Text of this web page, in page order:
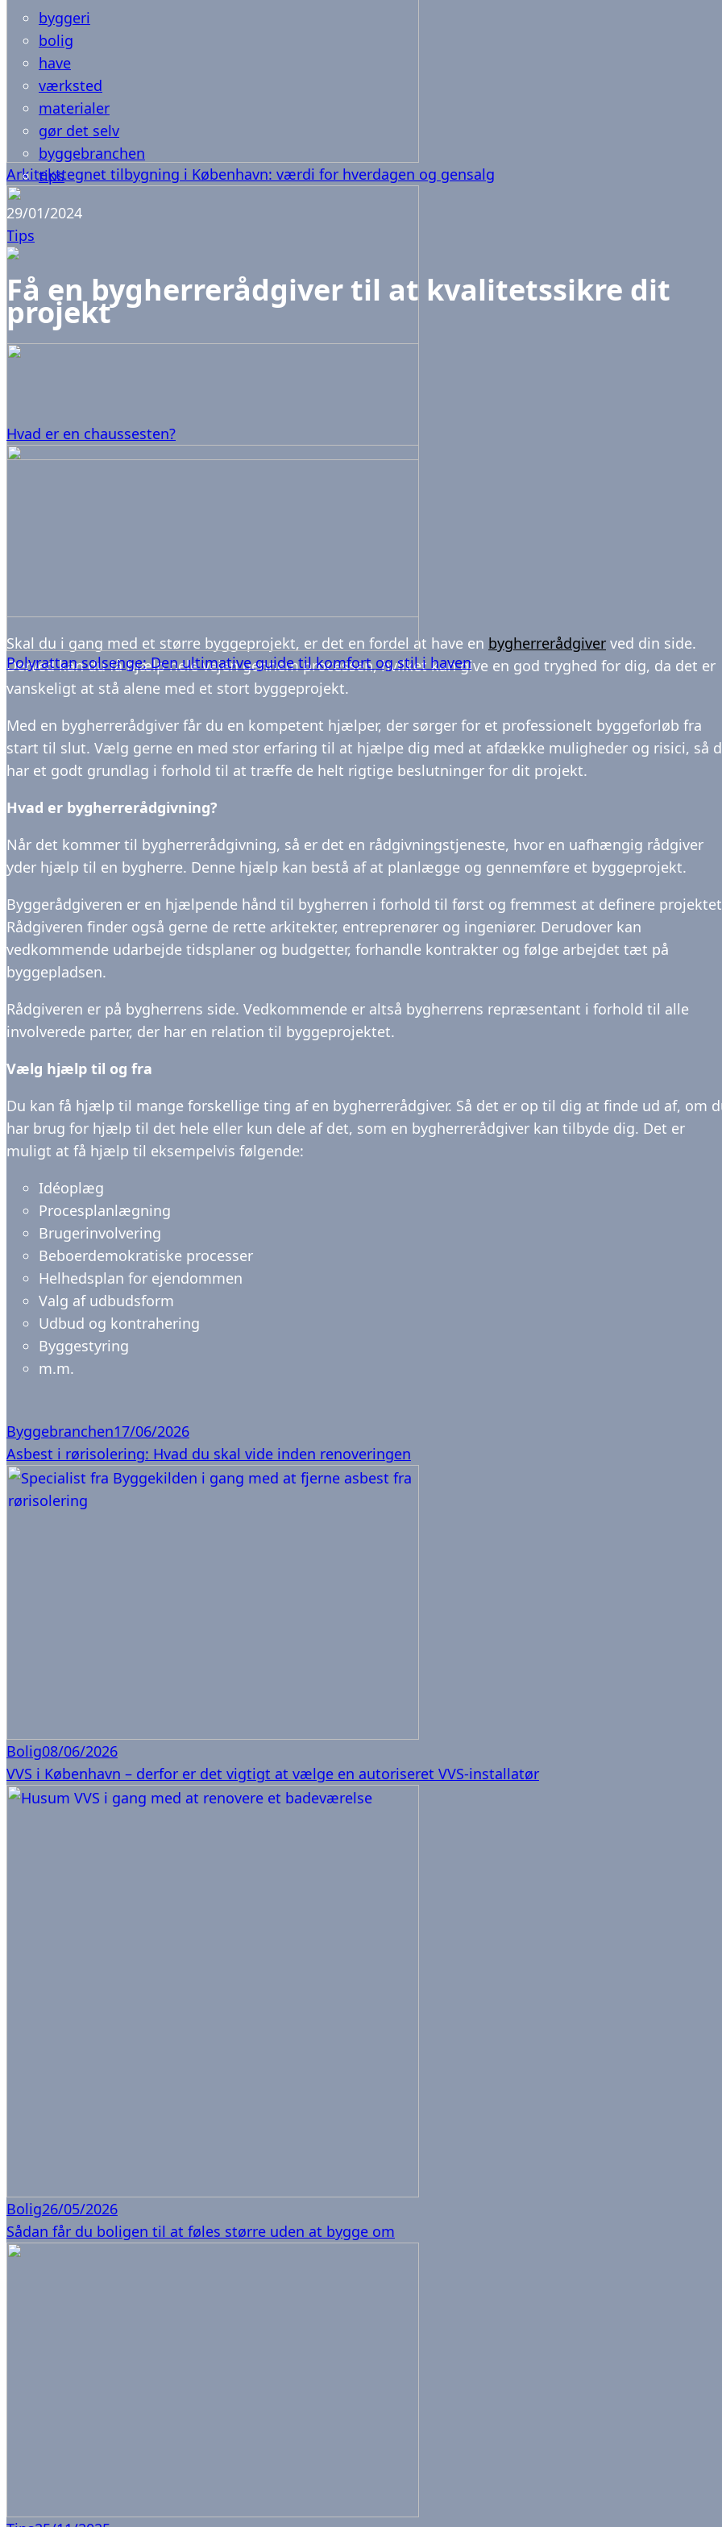
Arkitekttegnet tilbygning i København: værdi for hverdagen og gensalg
Hvad er en chaussesten?
Polyrattan solsenge: Den ultimative guide til komfort og stil i haven
byggeri
bolig
have
værksted
materialer
gør det selv
byggebranchen
tips
29/01/2024
Tips
Få en bygherrerådgiver til at kvalitetssikre dit
projekt
Skal du i gang med et større byggeprojekt, er det en fordel at have en bygherrerådgiver ved din side.
Derved kan du få hjælp hele vejen gennem processen, hvilket kan give en god tryghed for dig, da det er
vanskeligt at stå alene med et stort byggeprojekt.
Med en bygherrerådgiver får du en kompetent hjælper, der sørger for et professionelt byggeforløb fra
start til slut. Vælg gerne en med stor erfaring til at hjælpe dig med at afdække muligheder og risici, så
har et godt grundlag i forhold til at træffe de helt rigtige beslutninger for dit projekt.
Hvad er bygherrerådgivning?
Når det kommer til bygherrerådgivning, så er det en rådgivningstjeneste, hvor en uafhængig rådgiver
yder hjælp til en bygherre. Denne hjælp kan bestå af at planlægge og gennemføre et byggeprojekt.
Byggerådgiveren er en hjælpende hånd til bygherren i forhold til først og fremmest at definere
Rådgiveren finder også gerne de rette arkitekter, entreprenører og ingeniører. Derudover kan
vedkommende udarbejde tidsplaner og budgetter, forhandle kontrakter og følge arbejdet tæt på
byggepladsen.
Rådgiveren er på bygherrens side. Vedkommende er altså bygherrens repræsentant i forhold til alle
involverede parter, der har en relation til byggeprojektet.
Vælg hjælp til og fra
Du kan få hjælp til mange forskellige ting af en bygherrerådgiver. Så det er op til dig at finde ud af, om
har brug for hjælp til det hele eller kun dele af det, som en bygherrerådgiver kan tilbyde dig. Det er
muligt at få hjælp til eksempelvis følgende:
Idéoplæg
Procesplanlægning
Brugerinvolvering
Beboerdemokratiske processer
Helhedsplan for ejendommen
Valg af udbudsform
Udbud og kontrahering
Byggestyring
m.m.
Byggebranchen17/06/2026
Asbest i rørisolering: Hvad du skal vide inden renoveringen
Bolig08/06/2026
VVS i København – derfor er det vigtigt at vælge en autoriseret VVS-installatør
Bolig26/05/2026
Sådan får du boligen til at føles større uden at bygge om